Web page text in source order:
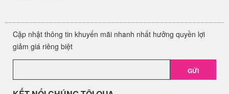
Cập nhật thông tin khuyến mãi nhanh nhất hưởng quyền lợi
giảm giá riêng biệt
GỬI